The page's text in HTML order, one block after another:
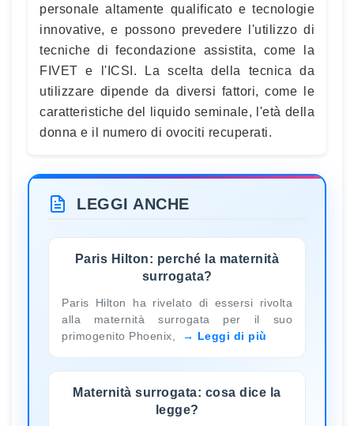
personale altamente qualificato e tecnologie
innovative, e possono prevedere l'utilizzo di
tecniche di fecondazione assistita, come la
FIVET e l'ICSI. La scelta della tecnica da
utilizzare dipende da diversi fattori, come le
caratteristiche del liquido seminale, l'età della
donna e il numero di ovociti recuperati.
LEGGI ANCHE
Paris Hilton: perché la maternità
surrogata?
Paris Hilton ha rivelato di essersi rivolta
alla maternità surrogata per il suo
primogenito Phoenix,
Leggi di più
Maternità surrogata: cosa dice la
legge?